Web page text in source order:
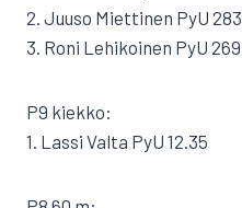
2. Juuso Miettinen PyU 283
3. Roni Lehikoinen PyU 269
P9 kiekko:
1. Lassi Valta PyU 12.35